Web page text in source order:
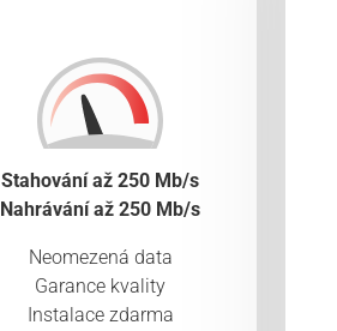
Stahování až 250 Mb/s
Nahrávání až 250 Mb/s
Neomezená data
Garance kvality
Instalace zdarma